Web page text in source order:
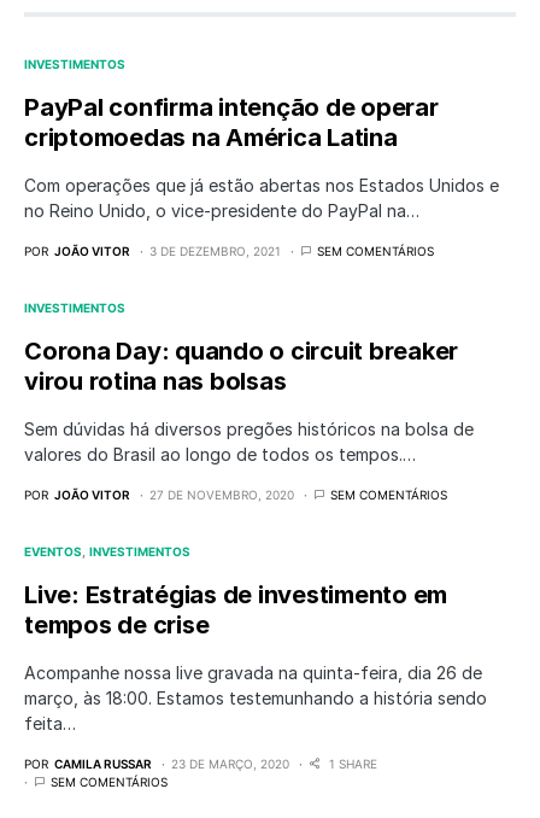
INVESTIMENTOS
PayPal confirma intenção de operar
criptomoedas na América Latina
Com operações que já estão abertas nos Estados Unidos e
no Reino Unido, o vice-presidente do PayPal na…
POR JOÃO VITOR 3 DE DEZEMBRO, 2021 SEM COMENTÁRIOS
INVESTIMENTOS
Corona Day: quando o circuit breaker
virou rotina nas bolsas
Sem dúvidas há diversos pregões históricos na bolsa de
valores do Brasil ao longo de todos os tempos.…
POR JOÃO VITOR 27 DE NOVEMBRO, 2020 SEM COMENTÁRIOS
EVENTOS INVESTIMENTOS
Live: Estratégias de investimento em
tempos de crise
Acompanhe nossa live gravada na quinta-feira, dia 26 de
março, às 18:00. Estamos testemunhando a história sendo
feita…
POR CAMILA RUSSAR 23 DE MARÇO, 2020
1 SHARE
SEM COMENTÁRIOS